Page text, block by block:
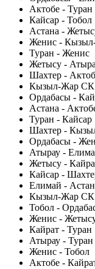
Актобе - Туран
Кайсар - Тобол
Астана -
Женис -
Туран - Женис
Жетысу -
Шахтер -
Кызыл-Жар СК
Ордабасы -
Астана -
Туран - Кайсар
Шахтер -
Ордабасы -
Атырау -
Жетысу -
Кайсар -
Елимай -
Кызыл-Жар СК
Тобол -
Женис -
Кайрат - Туран
Атырау - Туран
Женис - Тобол
Актобе -